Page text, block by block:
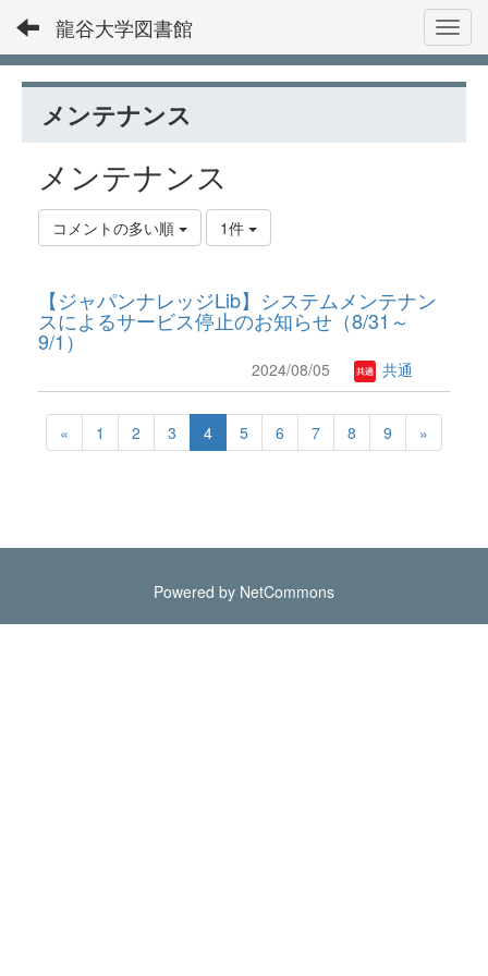
龍谷大学図書館
メンテナンス
メンテナンス
コメントの多い順 1件
【ジャパンナレッジLib】システムメンテナン
スによるサービス停止のお知らせ（8/31～
9/1）
2024/08/05 共通
« 1 2 3 4 5 6 7 8 9 »
Powered by NetCommons